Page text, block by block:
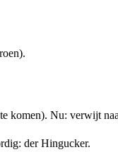
Nu: verwijt
der Hingucker.